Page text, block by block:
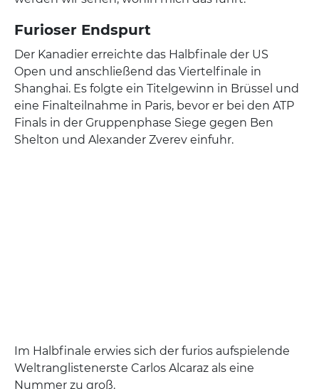
Furioser Endspurt
Der Kanadier erreichte das Halbfinale der US
Open und anschließend das Viertelfinale in
Shanghai. Es folgte ein Titelgewinn in Brüssel und
eine Finalteilnahme in Paris, bevor er bei den ATP
Finals in der Gruppenphase Siege gegen Ben
Shelton und Alexander Zverev einfuhr.
Im Halbfinale erwies sich der furios aufspielende
Weltranglistenerste Carlos Alcaraz als eine
Nummer zu groß.